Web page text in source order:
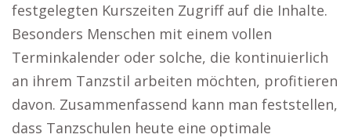
festgelegten Kurszeiten Zugriff auf die Inhalte.
Besonders Menschen mit einem vollen
Terminkalender oder solche, die kontinuierlich
an ihrem Tanzstil arbeiten möchten, profitieren
davon. Zusammenfassend kann man feststellen,
dass Tanzschulen heute eine optimale